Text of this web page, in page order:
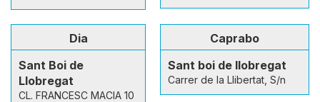
Dia
Sant Boi de
Llobregat
CL. FRANCESC MACIA 10
Caprabo
Sant boi de llobregat
Carrer de la Llibertat, S/n